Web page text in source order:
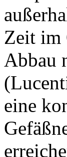
Zeit im
Abbau
eine